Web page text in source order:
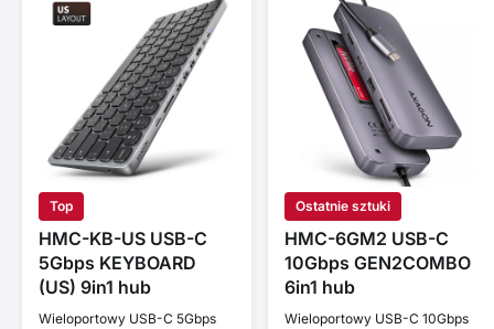
Top
HMC-KB-US USB-C
5Gbps KEYBOARD
(US) 9in1 hub
Wieloportowy USB-C 5Gbps
Ostatnie sztuki
HMC-6GM2 USB-C
10Gbps GEN2COMBO
6in1 hub
Wieloportowy USB-C 10Gbps